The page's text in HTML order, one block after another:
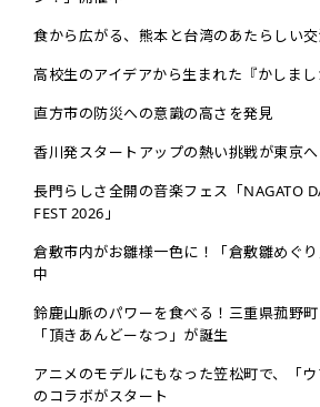
食から広がる、熊本と台湾のあたらしい
高校生のアイデアから生まれた『かしまし
直方市の防災への意識の高さを発見
香川発スタートアップの熱い挑戦が東京へ
長門らしさ全開の音楽フェス「NAGATO
FEST 2026」
倉敷市内がお雛様一色に！「倉敷雛めぐ
中
鈴鹿山脈のパワーを食べる！三重県菰野
「頂きあんどーなつ」が誕生
アニメのモデルにもなった笠松町で、「
のコラボがスタート